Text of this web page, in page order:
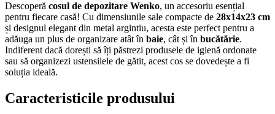
Descoperă cosul de depozitare Wenko, un accesoriu esențial
pentru fiecare casă! Cu dimensiunile sale compacte de 28x14x23 cm
și designul elegant din metal argintiu, acesta este perfect pentru a
adăuga un plus de organizare atât în baie, cât și în bucătărie.
Indiferent dacă dorești să îți păstrezi produsele de igienă ordonate
sau să organizezi ustensilele de gătit, acest cos se dovedește a fi
soluția ideală.
Caracteristicile produsului